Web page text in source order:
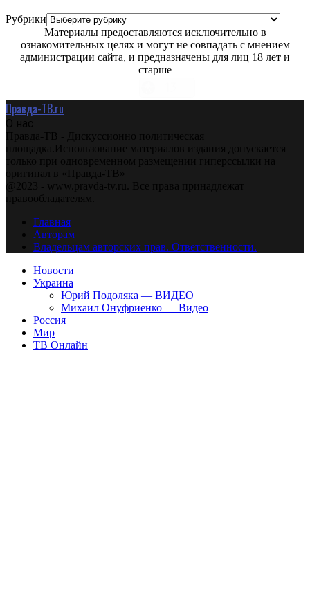
Рубрики
Материалы предоставляются исключительно в
ознакомительных целях и могут не совпадать с мнением
администрации сайта, и предназначены для лиц 18 лет и
старше
Правда-ТВ.ru
О нас
Правда-ТВ - Дискуссионно политическая
площадка.Использование материалов издания допускается
только при одновременном размещении гиперссылки на
оригинал в «Правда-ТВ»
@2023 - www.pravda-tv.ru. Все права принадлежат
правообладателям.
Главная
Авторам
Владельцам авторских прав. Ответственности.
Новости
Украина
Юрий Подоляка — ВИДЕО
Михаил Онуфриенко — Видео
Россия
Мир
ТВ Онлайн